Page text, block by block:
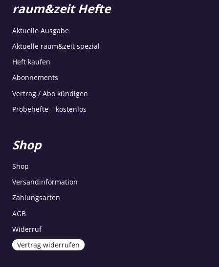
raum&zeit Hefte
Aktuelle Ausgabe
Aktuelle raum&zeit spezial
Heft kaufen
Abonnements
Vertrag / Abo kündigen
Probehefte – kostenlos
Shop
Shop
Versandinformation
Zahlungsarten
AGB
Widerruf
Vertrag widerrufen